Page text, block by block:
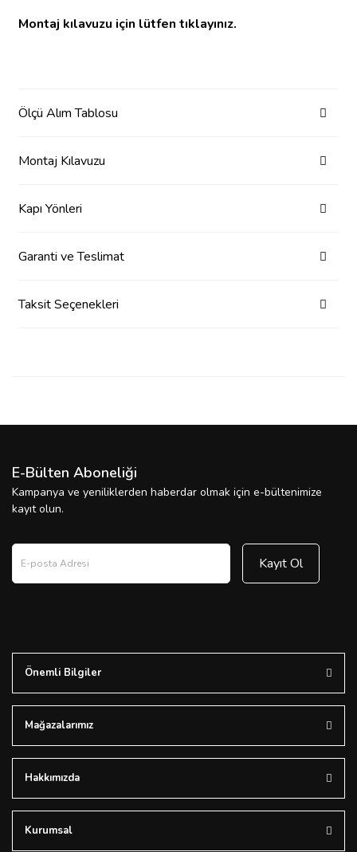
Montaj kılavuzu için lütfen tıklayınız.
Ölçü Alım Tablosu
Montaj Kılavuzu
Kapı Yönleri
Garanti ve Teslimat
Taksit Seçenekleri
E-Bülten Aboneliği
Kampanya ve yeniliklerden haberdar olmak için e-bültenimize
kayıt olun.
Kayıt Ol
Önemli Bilgiler
Mağazalarımız
Hakkımızda
Kurumsal